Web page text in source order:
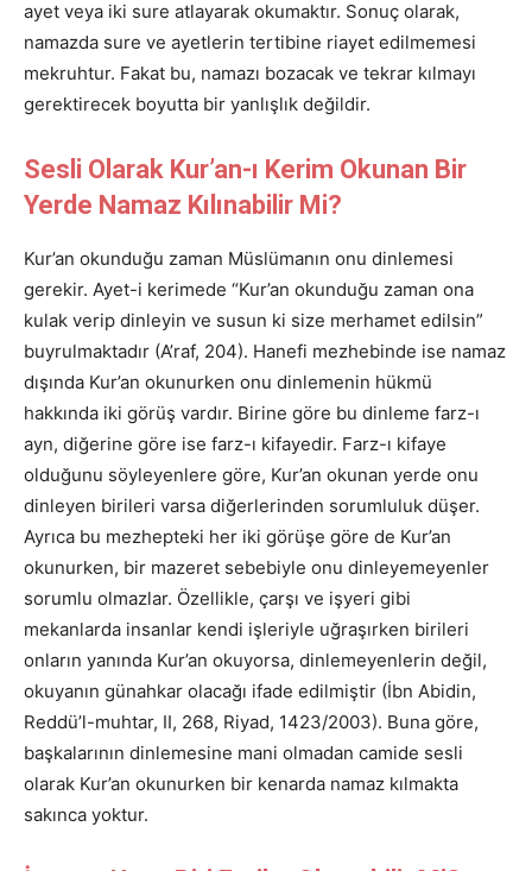
ayet veya iki sure atlayarak okumaktır. Sonuç olarak,
namazda sure ve ayetlerin tertibine riayet edilmemesi
mekruhtur. Fakat bu, namazı bozacak ve tekrar kılmayı
gerektirecek boyutta bir yanlışlık değildir.
Sesli Olarak Kur’an-ı Kerim Okunan Bir
Yerde Namaz Kılınabilir Mi?
Kur’an okunduğu zaman Müslümanın onu dinlemesi
gerekir. Ayet-i kerimede “Kur’an okunduğu zaman ona
kulak verip dinleyin ve susun ki size merhamet edilsin”
buyrulmaktadır (A’raf, 204). Hanefi mezhebinde ise namaz
dışında Kur’an okunurken onu dinlemenin hükmü
hakkında iki görüş vardır. Birine göre bu dinleme farz-ı
ayn, diğerine göre ise farz-ı kifayedir. Farz-ı kifaye
olduğunu söyleyenlere göre, Kur’an okunan yerde onu
dinleyen birileri varsa diğerlerinden sorumluluk düşer.
Ayrıca bu mezhepteki her iki görüşe göre de Kur’an
okunurken, bir mazeret sebebiyle onu dinleyemeyenler
sorumlu olmazlar. Özellikle, çarşı ve işyeri gibi
mekanlarda insanlar kendi işleriyle uğraşırken birileri
onların yanında Kur’an okuyorsa, dinlemeyenlerin değil,
okuyanın günahkar olacağı ifade edilmiştir (İbn Abidin,
Reddü’l-muhtar, II, 268, Riyad, 1423/2003). Buna göre,
başkalarının dinlemesine mani olmadan camide sesli
olarak Kur’an okunurken bir kenarda namaz kılmakta
sakınca yoktur.